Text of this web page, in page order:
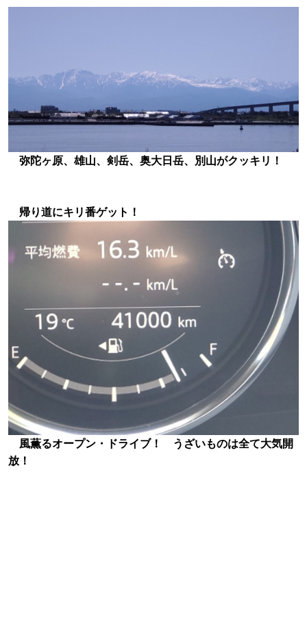
弥陀ヶ原、雄山、剣岳、奥大日岳、別山がクッキリ！
帰り道にキリ番ゲット！
風薫るオープン・ドライブ！ うざいものは全て大気開
放！